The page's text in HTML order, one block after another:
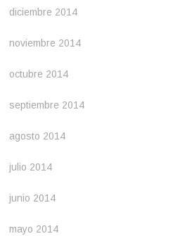
diciembre 2014
noviembre 2014
octubre 2014
septiembre 2014
agosto 2014
julio 2014
junio 2014
mayo 2014